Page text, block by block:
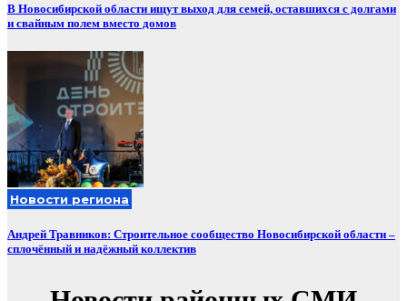
В Новосибирской области ищут выход для семей, оставшихся с долгами
и свайным полем вместо домов
Новости региона
Андрей Травников: Строительное сообщество Новосибирской области –
сплочённый и надёжный коллектив